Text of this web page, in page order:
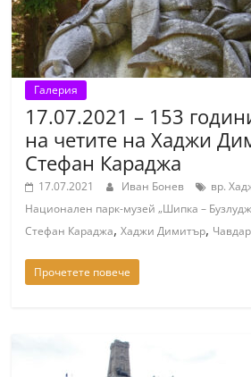
Галерия
17.07.2021 – 153
на четите на Хаджи
Стефан Караджа
17.07.2021 Иван Бонев вр.
Национален парк-музей „Шипка –
Стефан Караджа,Хаджи Димитър,
Прочетете повече